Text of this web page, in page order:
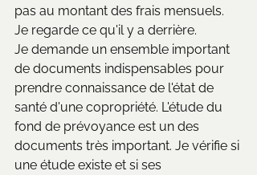
pas au montant des frais mensuels.
Je regarde ce qu'il y a derrière.
Je demande un ensemble important
de documents indispensables pour
prendre connaissance de l'état de
santé d'une copropriété. L'étude du
fond de prévoyance est un des
documents très important. Je vérifie si
une étude existe et si ses